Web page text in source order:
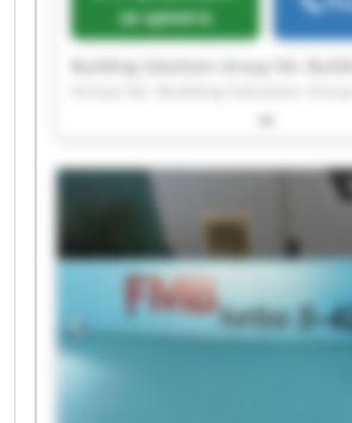
за цената
Building Solutions Group ltd.
Solutions Group ltd. Building
Solutions Group ltd. Building
ltd. Building Solutions Group ltd.
Solutions Group ltd. Building
ltd. Building Solutions Group ltd.
Solutions Group ltd. Building
ltd. Building Solutions Group ltd.
Solutions Group ltd. Building
ltd. Building Solutions Group ltd.
Solutions Group ltd. Building